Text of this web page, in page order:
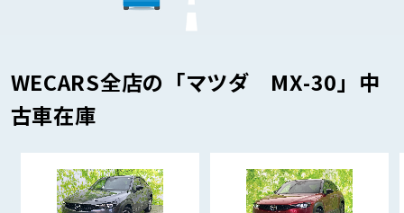
WECARS全店の「マツダ MX-30」中
古車在庫